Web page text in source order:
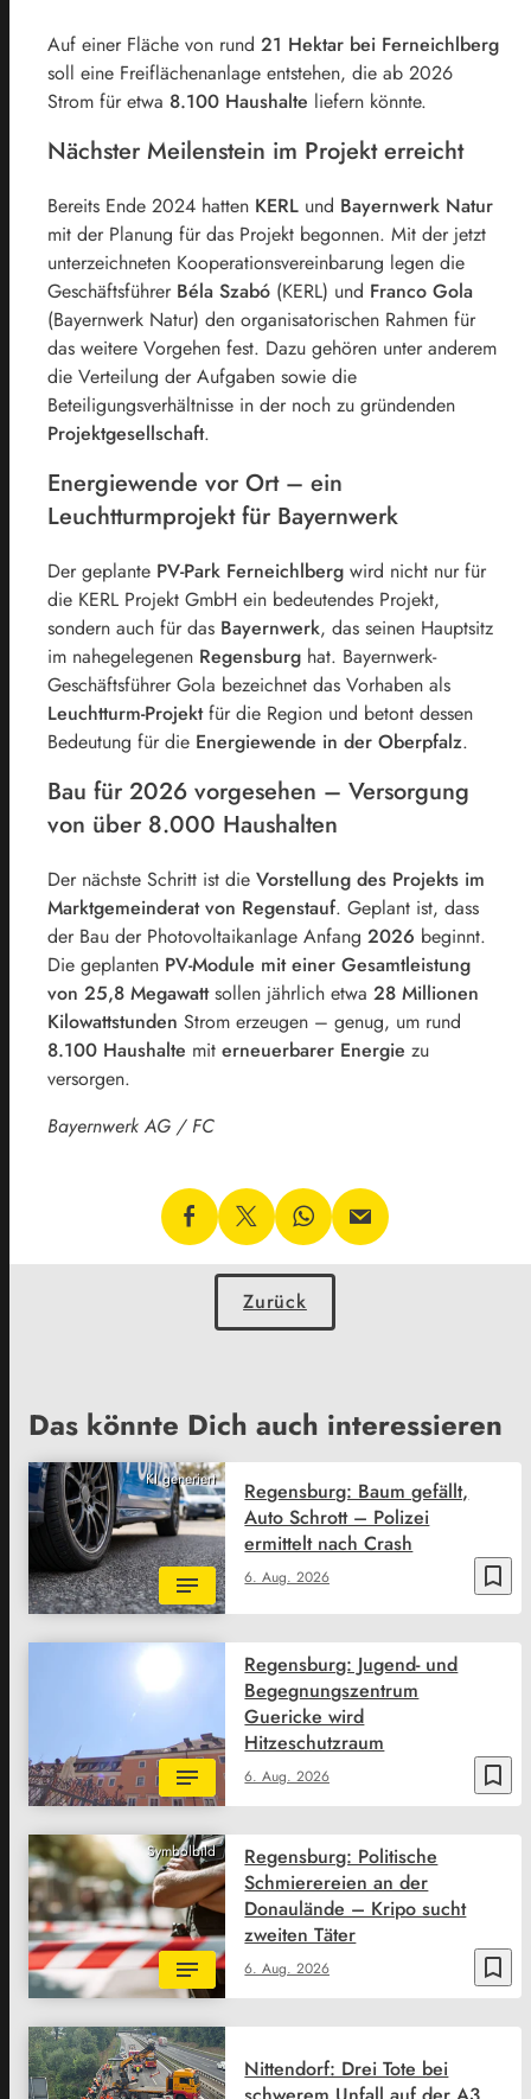
Auf einer Fläche von rund 21 Hektar bei Ferneichlberg
soll eine Freiflächenanlage entstehen, die ab 2026
Strom für etwa 8.100 Haushalte liefern könnte.
Nächster Meilenstein im Projekt erreicht
Bereits Ende 2024 hatten KERL und Bayernwerk Natur
mit der Planung für das Projekt begonnen. Mit der jetzt
unterzeichneten Kooperationsvereinbarung legen die
Geschäftsführer Béla Szabó (KERL) und Franco Gola
(Bayernwerk Natur) den organisatorischen Rahmen für
das weitere Vorgehen fest. Dazu gehören unter anderem
die Verteilung der Aufgaben sowie die
Beteiligungsverhältnisse in der noch zu gründenden
Projektgesellschaft.
Energiewende vor Ort – ein
Leuchtturmprojekt für Bayernwerk
Der geplante PV-Park Ferneichlberg wird nicht nur für
die KERL Projekt GmbH ein bedeutendes Projekt,
sondern auch für das Bayernwerk, das seinen Hauptsitz
im nahegelegenen Regensburg hat. Bayernwerk-
Geschäftsführer Gola bezeichnet das Vorhaben als
Leuchtturm-Projektfür die Region und betont dessen
Bedeutung für die Energiewende in der Oberpfalz.
Bau für 2026 vorgesehen – Versorgung
von über 8.000 Haushalten
Der nächste Schritt ist die Vorstellung des Projekts im
Marktgemeinderat von Regenstauf. Geplant ist, dass
der Bau der Photovoltaikanlage Anfang 2026 beginnt.
Die geplanten PV-Module mit einer Gesamtleistung
von 25,8 Megawattsollen jährlich etwa 28 Millionen
Kilowattstunden Strom erzeugen – genug, um rund
8.100 Haushalte mit erneuerbarer Energie zu
versorgen.
Bayernwerk AG / FC
Zurück
Das könnte Dich auch interessieren
KI generiert
bookmark_border
6. Aug. 2026
Regensburg: Baum gefällt,
Auto Schrott – Polizei
ermittelt nach Crash
bookmark_border
6. Aug. 2026
Regensburg: Jugend- und
Begegnungszentrum
Guericke wird
Hitzeschutzraum
Symbolbild
bookmark_border
6. Aug. 2026
Regensburg: Politische
Schmierereien an der
Donaulände – Kripo sucht
zweiten Täter
Nittendorf: Drei Tote bei